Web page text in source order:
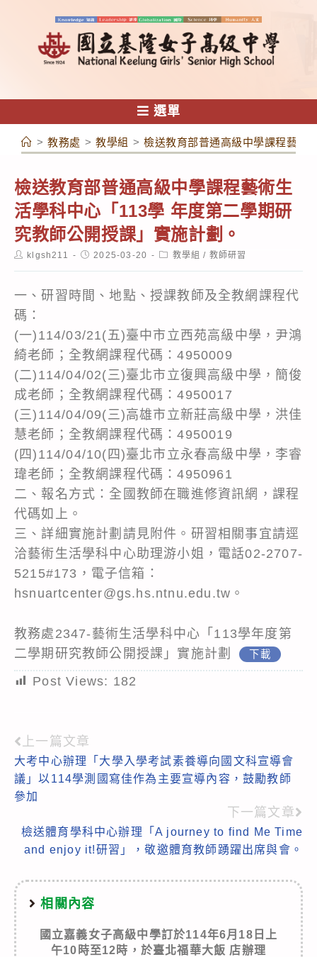
容
選單
> 教務處 > 教學組 > 檢送教育部普通高級中學課程藝術
檢送教育部普通高級中學課程藝術生
活學科中心「113學 年度第二學期研
究教師公開授課」實施計劃。
Postklgsh211
Post2025-03-20
Post教學組 / 教師研習
一、研習時間、地點、授課教師及全教網課程代
碼：
(一)114/03/21(五)臺中市立西苑高級中學，尹鴻
綺老師；全教網課程代碼：4950009
(二)114/04/02(三)臺北市立復興高級中學，簡俊
成老師；全教網課程代碼：4950017
(三)114/04/09(三)高雄市立新莊高級中學，洪佳
慧老師；全教網課程代碼：4950019
(四)114/04/10(四)臺北市立永春高級中學，李睿
瑋老師；全教網課程代碼：4950961
二、報名方式：全國教師在職進修資訊網，課程
代碼如上。
三、詳細實施計劃請見附件。研習相關事宜請逕
洽藝術生活學科中心助理游小姐，電話02-2707-
5215#173，電子信箱：
hsnuartcenter@gs.hs.ntnu.edu.tw。
教務處2347-藝術生活學科中心「113學年度第
二學期研究教師公開授課」實施計劃
下載
Post Views: 182
Read
more
articles
上一篇文章
大考中心辦理「大學入學考試素養導向國文科宣導會
議」以114學測國寫佳作為主要宣導內容，鼓勵教師
參加
下一篇文章
檢送體育學科中心辦理「A journey to find Me Time
and enjoy it!研習」，敬邀體育教師踴躍出席與會。
相關內容
國立嘉義女子高級中學訂於114年6月18日上
午10時至12時，於臺北福華大飯 店辦理